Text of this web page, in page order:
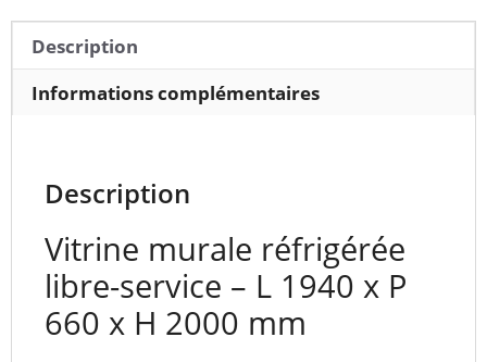
x
H
Description
Informations complémentaires
Description
Vitrine murale réfrigérée
libre-service – L 1940 x P
660 x H 2000 mm